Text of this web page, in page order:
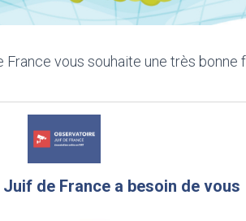
France vous souhaite une très bonne
Juif de France a besoin de vous